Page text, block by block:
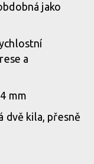
jako
a
mm
dvě kila, přesně